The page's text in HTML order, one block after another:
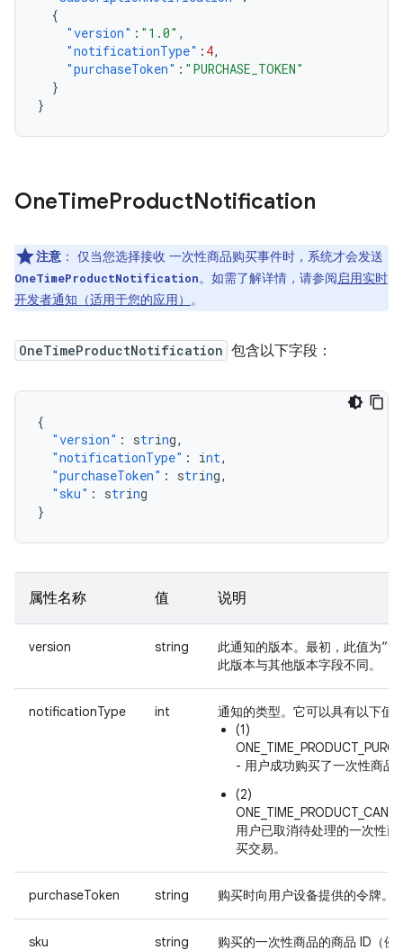
{
"version" : "1.0" ,
"notificationType" : 4,
"purchaseToken" : "PURCHASE_TOKEN"
}
}
OneTimeProductNotification
注意 ： 仅当您选择接收 一次性商品购买事件时，系统才会发送
OneTimeProductNotification。如需了解详情，请参阅启用实时
开发者通知（适用于您的应用） 。
OneTimeProductNotification 包含以下字段：
{
"version" : string,
"notificationType" : int,
"purchaseToken" : string,
"sku" : string
}
属性名称 值 说明
version string
此通知的版本。最初，此值为
此版本与其他版本字段不同。
notificationType int
通知的类型。它可以具有以下值
(1)
- 用户成功购买了一次性商品
(2)
用户已取消待处理的一次性商
买交易。
purchaseToken string 购买时向用户设备提供的令牌。
sku string 购买的一次性商品的商品 ID（例